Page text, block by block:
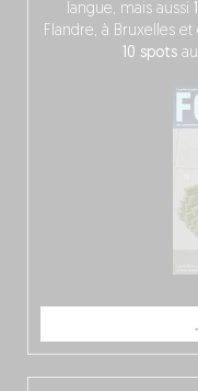
langue, mais aussi
Flandre, à Bruxelles et
10 spots